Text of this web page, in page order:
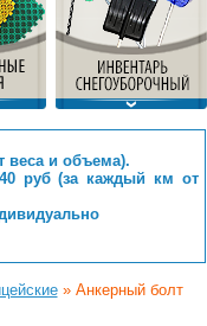
веса и объема).
руб (за каждый км от
» Анкерный болт